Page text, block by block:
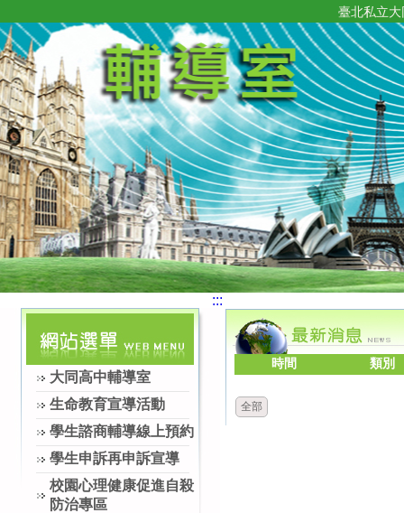
臺北私立
大同高中輔導室
生命教育宣導活動
學生諮商輔導線上預約
學生申訴再申訴宣導
校園心理健康促進自殺
防治專區
:::
時間 類別
全部